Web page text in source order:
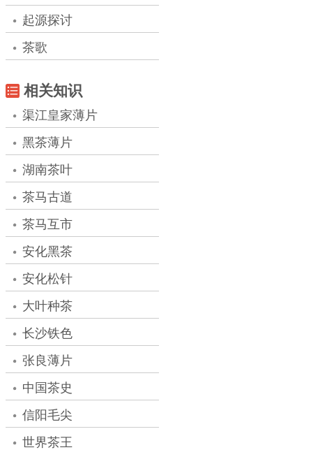
起源探讨
茶歌
相关知识
渠江皇家薄片
黑茶薄片
湖南茶叶
茶马古道
茶马互市
安化黑茶
安化松针
大叶种茶
长沙铁色
张良薄片
中国茶史
信阳毛尖
世界茶王